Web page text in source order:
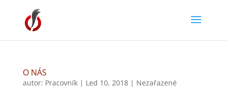
O NÁS
autor: Pracovník| Led 10, 2018| Nezařazené